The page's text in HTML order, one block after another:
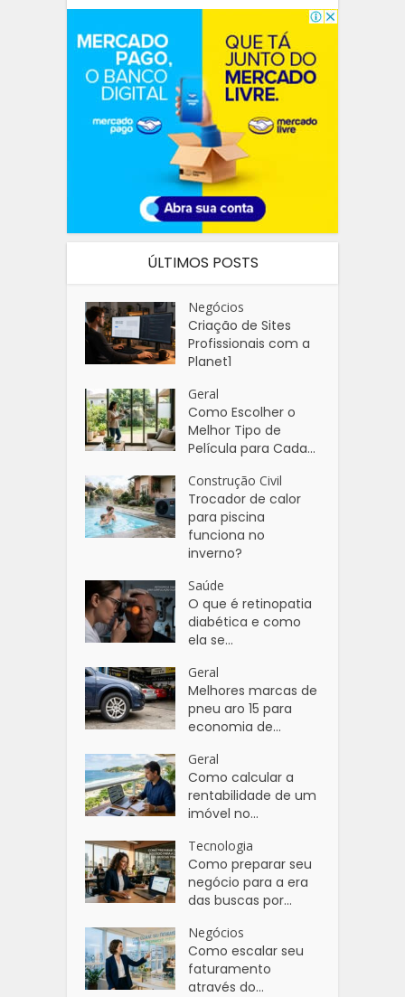
ÚLTIMOS POSTS
Negócios
Criação de Sites
Profissionais com a
Planet1
Geral
Como Escolher o
Melhor Tipo de
Película para Cada...
Construção Civil
Trocador de calor
para piscina
funciona no
inverno?
Saúde
O que é retinopatia
diabética e como
ela se...
Geral
Melhores marcas de
pneu aro 15 para
economia de...
Geral
Como calcular a
rentabilidade de um
imóvel no...
Tecnologia
Como preparar seu
negócio para a era
das buscas por...
Negócios
Como escalar seu
faturamento
através do...